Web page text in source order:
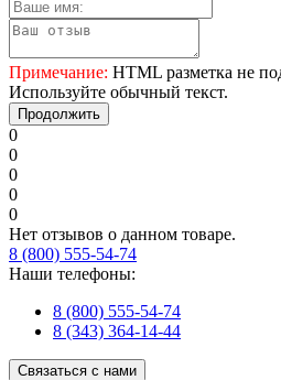
Примечание: HTML разметка не
Используйте обычный текст.
Продолжить
0
0
0
0
0
Нет отзывов о данном товаре.
8 (800) 555-54-74
Наши телефоны:
8 (800) 555-54-74
8 (343) 364-14-44
Связаться с нами